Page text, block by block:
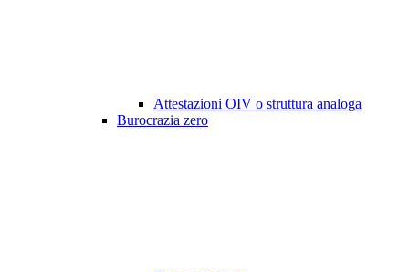
Attestazioni OIV o struttura analoga
Burocrazia zero